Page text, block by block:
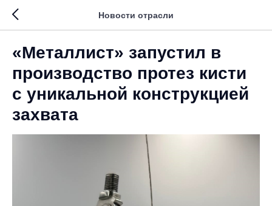
Новости отрасли
«Металлист» запустил в
производство протез кисти
с уникальной конструкцией
захвата